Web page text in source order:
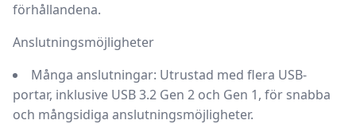
förhållandena.
Anslutningsmöjligheter
Många anslutningar: Utrustad med flera USB-
portar, inklusive USB 3.2 Gen 2 och Gen 1, för snabba
och mångsidiga anslutningsmöjligheter.